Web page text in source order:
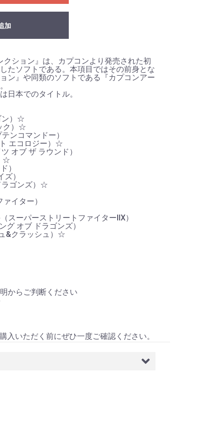
加
クション』は、カプコンより発売された初
たソフトである。本項目ではその前身とな
ン』や同類のソフトである『カプコンアー
日本でのタイトル。
ン）☆
ク）☆
ンコマンドー）
エコロジー）☆
オブ ザ ラウンド）
☆
）
）
ラゴンズ）☆
イター）
スーパーストリートファイターIIX）
グ オブ ドラゴンズ）
&クラッシュ）☆
からご判断ください
いただく前にぜひ一度ご確認ください。